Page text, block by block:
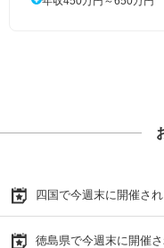
四国で今週末に開催さ
徳島県で今週末に開催